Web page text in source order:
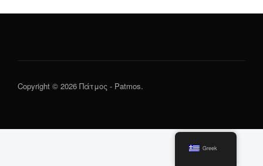
Copyright © 2026 Πάτμος - Patmos.
Greek